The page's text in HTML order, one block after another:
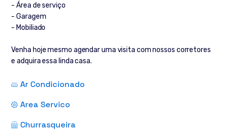
- Área de serviço
- Garagem
- Mobiliado
Venha hoje mesmo agendar uma visita com nossos corretores
e adquira essa linda casa.
Ar Condicionado
Area Servico
Churrasqueira